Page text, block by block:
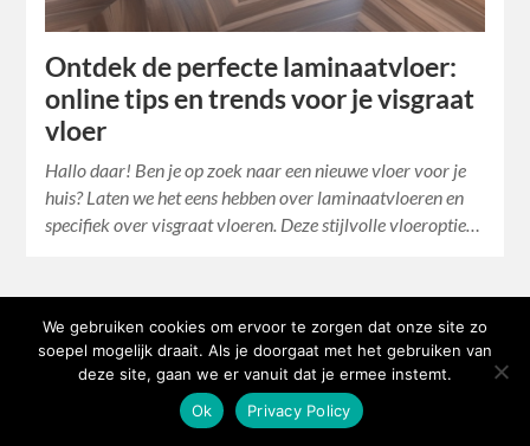
Ontdek de perfecte laminaatvloer:
online tips en trends voor je visgraat
vloer
Hallo daar! Ben je op zoek naar een nieuwe vloer voor je
huis? Laten we het eens hebben over laminaatvloeren en
specifiek over visgraat vloeren. Deze stijlvolle vloeroptie…
We gebruiken cookies om ervoor te zorgen dat onze site zo
soepel mogelijk draait. Als je doorgaat met het gebruiken van
deze site, gaan we er vanuit dat je ermee instemt.
Ok
Privacy Policy